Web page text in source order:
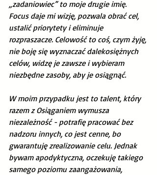
„zadaniowiec” to moje drugie imię.
Focus daje mi wizję, pozwala obrać cel,
ustalić priorytety i eliminuje
rozpraszacze. Celowość to coś, czym żyję,
nie boję się wyznaczać dalekosiężnych
celów, widzę je zawsze i wybieram
niezbędne zasoby, aby je osiągnąć.
W moim przypadku jest to talent, który
razem z Osiąganiem wymusza
niezależność - potrafię pracować bez
nadzoru innych, co jest cenne, bo
gwarantuję zrealizowanie celu. Jednak
bywam apodyktyczna, oczekuję takiego
samego poziomu zaangażowania,